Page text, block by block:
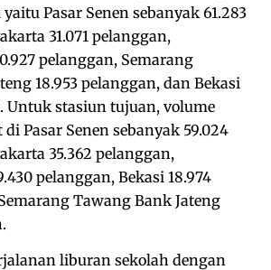
Pasar Senen sebanyak 61.283
31.071 pelanggan,
pelanggan, Semarang
18.953 pelanggan, dan Bekasi
Untuk stasiun tujuan, volume
Pasar Senen sebanyak 59.024
35.362 pelanggan,
pelanggan, Bekasi 18.974
Tawang Bank Jateng
liburan sekolah dengan